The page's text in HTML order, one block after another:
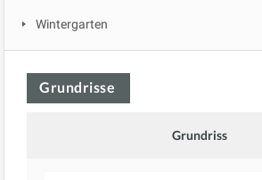
Wintergarten
Grundrisse
Grundriss